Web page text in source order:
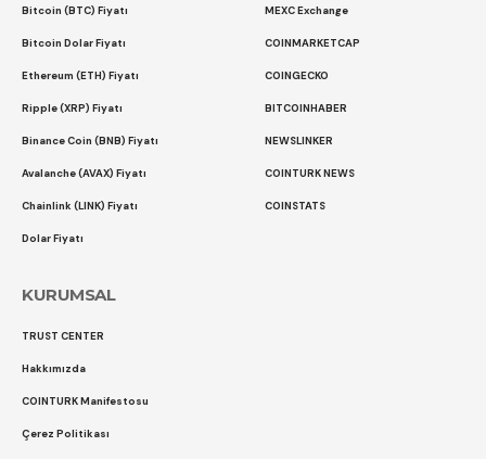
Bitcoin (BTC) Fiyatı
Bitcoin Dolar Fiyatı
Ethereum (ETH) Fiyatı
Ripple (XRP) Fiyatı
Binance Coin (BNB) Fiyatı
Avalanche (AVAX) Fiyatı
Chainlink (LINK) Fiyatı
Dolar Fiyatı
MEXC Exchange
COINMARKETCAP
COINGECKO
BITCOINHABER
NEWSLINKER
COINTURK NEWS
COINSTATS
KURUMSAL
TRUST CENTER
Hakkımızda
COINTURK Manifestosu
Çerez Politikası